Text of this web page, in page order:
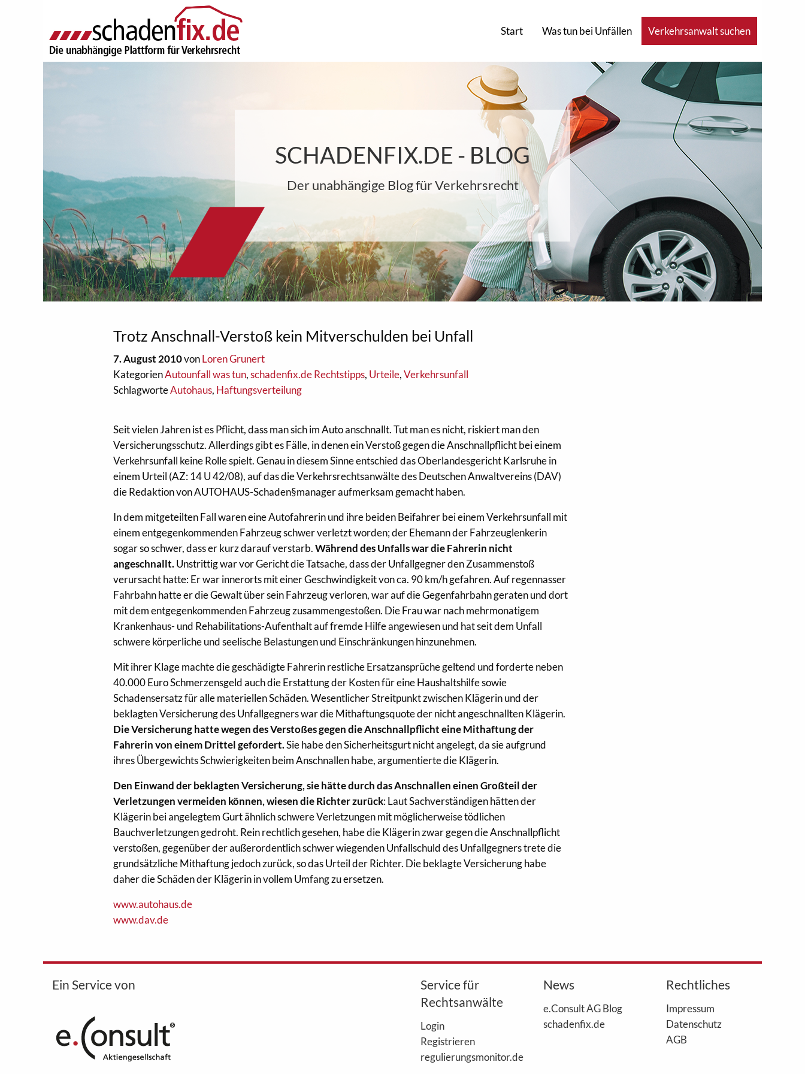
Start Was tun bei Unfällen Verkehrsanwalt suchen
SCHADENFIX.DE - BLOG
Der unabhängige Blog für Verkehrsrecht
Trotz Anschnall-Verstoß kein Mitverschulden bei Unfall
7. August 2010vonLoren Grunert
KategorienAutounfall was tun,schadenfix.de Rechtstipps, Urteile,Verkehrsunfall
SchlagworteAutohaus, Haftungsverteilung
Seit vielen Jahren ist es Pflicht, dass man sich im Auto anschnallt. Tut man es nicht, riskiert man den
Versicherungsschutz. Allerdings gibt es Fälle, in denen ein Verstoß gegen die Anschnallpflicht bei einem
Verkehrsunfall keine Rolle spielt. Genau in diesem Sinne entschied das Oberlandesgericht Karlsruhe in
einem Urteil (AZ: 14 U 42/08), auf das die Verkehrsrechtsanwälte des Deutschen Anwaltvereins (DAV)
die Redaktion von AUTOHAUS-Schaden§manager aufmerksam gemacht haben.
In dem mitgeteilten Fall waren eine Autofahrerin und ihre beiden Beifahrer bei einem Verkehrsunfall mit
einem entgegenkommenden Fahrzeug schwer verletzt worden; der Ehemann der Fahrzeuglenkerin
sogar so schwer, dass er kurz darauf verstarb.Während des Unfalls war die Fahrerin nicht
angeschnallt.Unstrittig war vor Gericht die Tatsache, dass der Unfallgegner den Zusammenstoß
verursacht hatte: Er war innerorts mit einer Geschwindigkeit von ca. 90 km/h gefahren. Auf regennasser
Fahrbahn hatte er die Gewalt über sein Fahrzeug verloren, war auf die Gegenfahrbahn geraten und dort
mit dem entgegenkommenden Fahrzeug zusammengestoßen. Die Frau war nach mehrmonatigem
Krankenhaus- und Rehabilitations-Aufenthalt auf fremde Hilfe angewiesen und hat seit dem Unfall
schwere körperliche und seelische Belastungen und Einschränkungen hinzunehmen.
Mit ihrer Klage machte die geschädigte Fahrerin restliche Ersatzansprüche geltend und forderte neben
40.000 Euro Schmerzensgeld auch die Erstattung der Kosten für eine Haushaltshilfe sowie
Schadensersatz für alle materiellen Schäden. Wesentlicher Streitpunkt zwischen Klägerin und der
beklagten Versicherung des Unfallgegners war die Mithaftungsquote der nicht angeschnallten Klägerin.
Die Versicherung hatte wegen des Verstoßes gegen die Anschnallpflicht eine Mithaftung der
Fahrerin von einem Drittel gefordert.Sie habe den Sicherheitsgurt nicht angelegt, da sie aufgrund
ihres Übergewichts Schwierigkeiten beim Anschnallen habe, argumentierte die Klägerin.
Den Einwand der beklagten Versicherung, sie hätte durch das Anschnallen einen Großteil der
Verletzungen vermeiden können, wiesen die Richter zurück: Laut Sachverständigen hätten der
Klägerin bei angelegtem Gurt ähnlich schwere Verletzungen mit möglicherweise tödlichen
Bauchverletzungen gedroht. Rein rechtlich gesehen, habe die Klägerin zwar gegen die Anschnallpflicht
verstoßen, gegenüber der außerordentlich schwer wiegenden Unfallschuld des Unfallgegners trete die
grundsätzliche Mithaftung jedoch zurück, so das Urteil der Richter. Die beklagte Versicherung habe
daher die Schäden der Klägerin in vollem Umfang zu ersetzen.
www.autohaus.de
www.dav.de
Ein Service von
Service für
Rechtsanwälte
Login
Registrieren
regulierungsmonitor.de
News
e.Consult AG Blog
schadenfix.de
Rechtliches
Impressum
Datenschutz
AGB